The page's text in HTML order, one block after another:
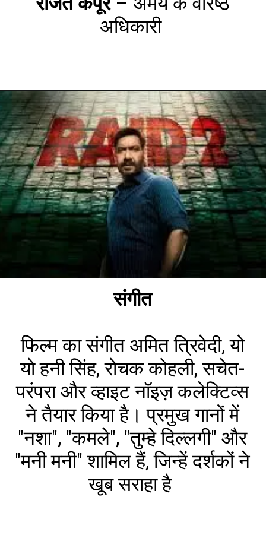
अधिकारी
संगीत
फिल्म का संगीत अमित त्रिवेदी, यो
यो हनी सिंह, रोचक कोहली, सचेत-
परंपरा और व्हाइट नॉइज़ कलेक्टिव्स
ने तैयार किया है। प्रमुख गानों में
"नशा", "कमले", "तुम्हे दिल्लगी" और
"मनी मनी" शामिल हैं, जिन्हें दर्शकों ने
खूब सराहा है